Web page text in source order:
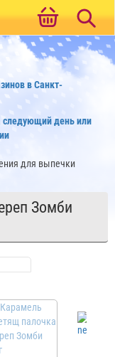
в Санкт-
следующий день или
для выпечки
Зомби